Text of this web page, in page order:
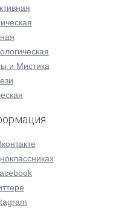
и Мистика